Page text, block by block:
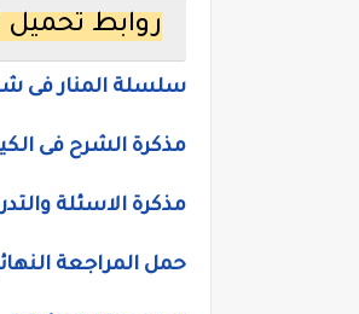
روابط تحميل
سلسلة المنار فى
مذكرة الشرح فى
مذكرة الاسئلة
حمل المراجعة